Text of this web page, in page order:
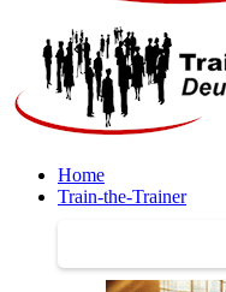
Home
Train-the-Trainer